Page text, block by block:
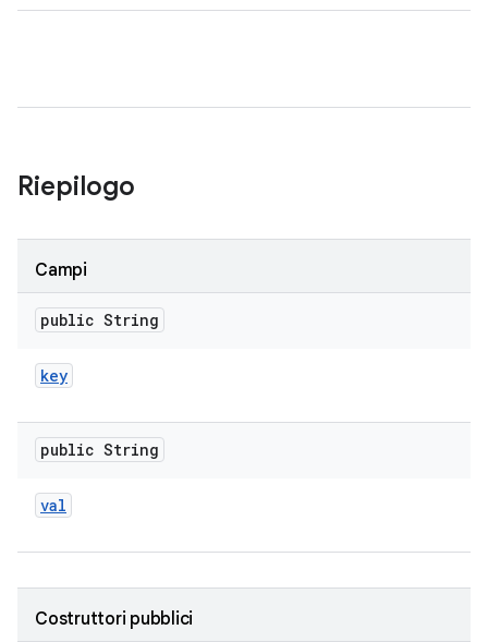
Riepilogo
Campi
public String
key
public String
val
Costruttori pubblici